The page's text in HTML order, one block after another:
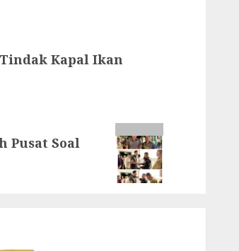
Kapal Ikan
Pusat Soal